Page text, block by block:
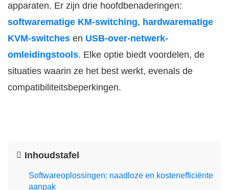
apparaten. Er zijn drie hoofdbenaderingen:
softwarematige KM-switching, hardwarematige
KVM-switches en USB-over-netwerk-
omleidingstools. Elke optie biedt voordelen, de
situaties waarin ze het best werkt, evenals de
compatibiliteitsbeperkingen.
Inhoudstafel
Softwareoplossingen: naadloze en kostenefficiënte
aanpak